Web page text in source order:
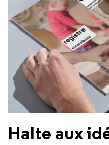
Halte aux